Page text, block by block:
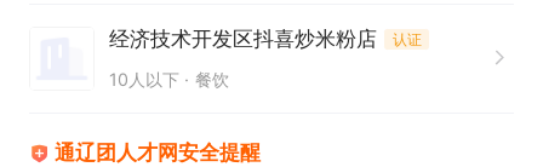
桥北京汉八期北门附近，招聘1人
岗位职责
处理当天所用蔬菜等食材
经济技术开发区抖喜炒米粉店 认证
10人以下 餐饮
通辽团人才网安全提醒